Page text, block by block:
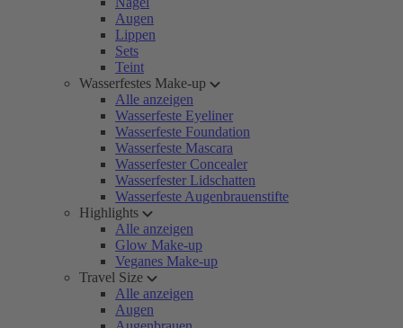
Augen
Lippen
Sets
Teint
Wasserfestes Make-up
Alle anzeigen
Wasserfeste Eyeliner
Wasserfeste Foundation
Wasserfeste Mascara
Wasserfester Concealer
Wasserfester Lidschatten
Wasserfeste Augenbrauenstifte
Highlights
Alle anzeigen
Glow Make-up
Veganes Make-up
Travel Size
Alle anzeigen
Augen